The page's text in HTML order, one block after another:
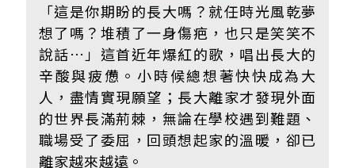
「這是你期盼的長大嗎？就任時光風乾夢
想了嗎？堆積了一身傷疤，也只是笑笑不
說話…」這首近年爆紅的歌，唱出長大的
辛酸與疲憊。 小時候總想著快快成為大
人，盡情實現願望；長大離家才發現外面
的世界長滿荊棘，無論在學校遇到難題、
職場受了委屈，回頭想起家的溫暖，卻已
離家越來越遠。